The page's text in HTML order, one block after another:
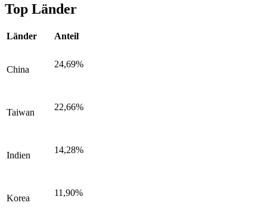
Top Länder
Länder Anteil
China
24,69%
Taiwan
22,66%
Indien
14,28%
Korea
11,90%